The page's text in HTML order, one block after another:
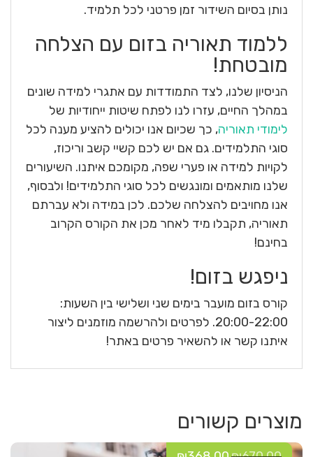
נותן בסיום השידור זמן פרטני לכל תלמיד.
ללמוד תאוריה בזום עם הצלחה
מובטחת!
הניסיון שלנו, לצד התמודדות עם אתגרי למידה שונים
במהלך החיים, עזרו לנו לפתח שיטות ייחודיות של
לימודי תאוריה, כך שכיום אנו יכולים להציע מענה לכל
סוגי התלמידים. גם אם יש לכם קשיי קשב וריכוז,
לקויות למידה או פערי שפה, מקומכם איתנו. השיעורים
שלנו מותאמים ומונגשים לכל סוגי התלמידים! ולבסוף,
אנו מחויבים להצלחה שלכם. לכן במידה ולא עברתם
תאוריה, תקבלו מיד לאחר מכן את הקורס הקרוב
בחינם!
ניפגש בזום!
קורס בזום מועבר בימים שני ושלישי בין השעות:
20:00-22:00. לפרטים ולהרשמה מוזמנים ליצור
איתנו קשר או להשאיר פרטים באתר!
מוצרים קשורים